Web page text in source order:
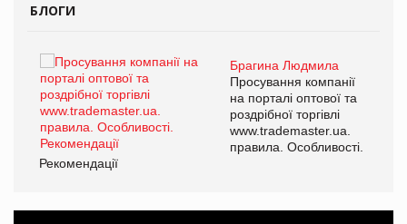
БЛОГИ
Брагина Людмила
Просування компанії
на порталі оптової та
роздрібної торгівлі
www.trademaster.ua.
правила. Особливості.
Рекомендації